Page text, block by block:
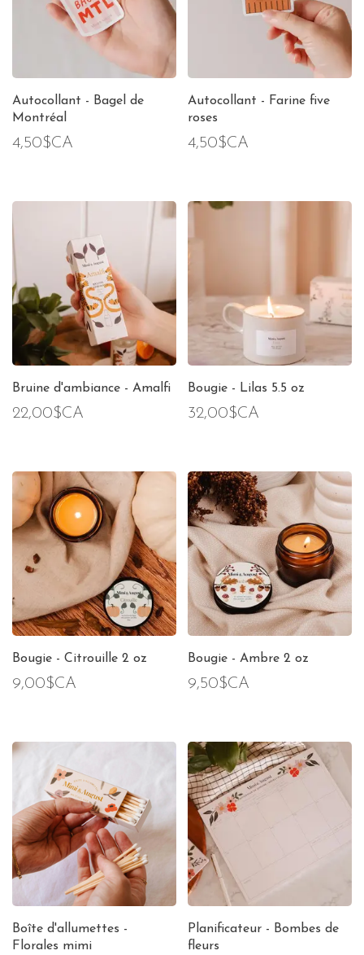
Autocollant - Bagel de
Montréal
4,50$CA
Autocollant - Farine five
roses
4,50$CA
Bruine d'ambiance - Amalfi
22,00$CA
Bougie - Lilas 5.5 oz
32,00$CA
Bougie - Citrouille 2 oz
9,00$CA
Bougie - Ambre 2 oz
9,50$CA
Boîte d'allumettes -
Florales mimi
Planificateur - Bombes de
fleurs